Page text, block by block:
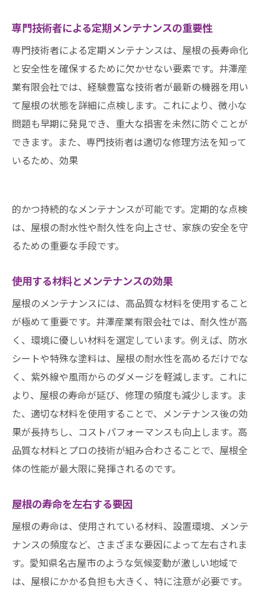
専門技術者による定期メンテナンスの重要性
専門技術者による定期メンテナンスは、屋根の長寿命化
と安全性を確保するために欠かせない要素です。井澤産
業有限会社では、経験豊富な技術者が最新の機器を用い
て屋根の状態を詳細に点検します。これにより、微小な
問題も早期に発見でき、重大な損害を未然に防ぐことが
できます。また、専門技術者は適切な修理方法を知って
いるため、効果
的かつ持続的なメンテナンスが可能です。定期的な点検
は、屋根の耐水性や耐久性を向上させ、家族の安全を守
るための重要な手段です。
使用する材料とメンテナンスの効果
屋根のメンテナンスには、高品質な材料を使用すること
が極めて重要です。井澤産業有限会社では、耐久性が高
く、環境に優しい材料を選定しています。例えば、防水
シートや特殊な塗料は、屋根の耐水性を高めるだけでな
く、紫外線や風雨からのダメージを軽減します。これに
より、屋根の寿命が延び、修理の頻度も減少します。ま
た、適切な材料を使用することで、メンテナンス後の効
果が長持ちし、コストパフォーマンスも向上します。高
品質な材料とプロの技術が組み合わさることで、屋根全
体の性能が最大限に発揮されるのです。
屋根の寿命を左右する要因
屋根の寿命は、使用されている材料、設置環境、メンテ
ナンスの頻度など、さまざまな要因によって左右されま
す。愛知県名古屋市のような気候変動が激しい地域で
は、屋根にかかる負担も大きく、特に注意が必要です。